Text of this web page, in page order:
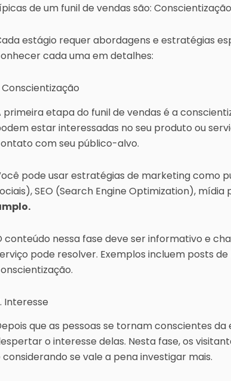
de um funil de vendas são:
estágio requer abordagens e estratégias
cada uma em detalhes:
Conscientização
primeira etapa do funil de vendas é a
estar interessadas no seu produto ou
com seu público-alvo.
pode usar estratégias de marketing como
SEO (Search Engine Optimization),
conteúdo nessa fase deve ser informativo e
pode resolver. Exemplos incluem posts
Interesse
que as pessoas se tornam conscientes
o interesse delas. Nesta fase, os
considerando se vale a pena investigar mais.